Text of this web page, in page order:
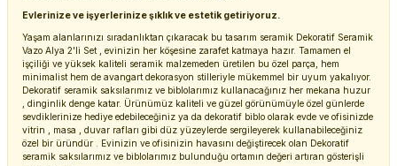
Evlerinize ve işyerlerinize şıklık ve estetik getiriyoruz.
Yaşam alanlarınızı sıradanlıktan çıkaracak bu tasarım seramik Dekoratif Seramik
Vazo Alya 2'li Set , evinizin her köşesine zarafet katmaya hazır. Tamamen el
işçiliği ve yüksek kaliteli seramik malzemeden üretilen bu özel parça, hem
minimalist hem de avangart dekorasyon stilleriyle mükemmel bir uyum yakalıyor.
Dekoratif seramik saksılarımız ve biblolarımız kullanacağınız her mekana huzur
, dinginlik denge katar. Ürünümüz kaliteli ve güzel görünümüyle özel günlerde
sevdiklerinize hediye edebileceğiniz ya da dekoratif biblo olarak evde ve ofisinizde
vitrin , masa , duvar rafları gibi düz yüzeylerde sergileyerek kullanabileceğiniz
özel bir üründür . Evinizin ve ofisinizin havasını değiştirecek olan Dekoratif
seramik saksılarımız ve biblolarımız bulunduğu ortamın değeri artıran gösterişli